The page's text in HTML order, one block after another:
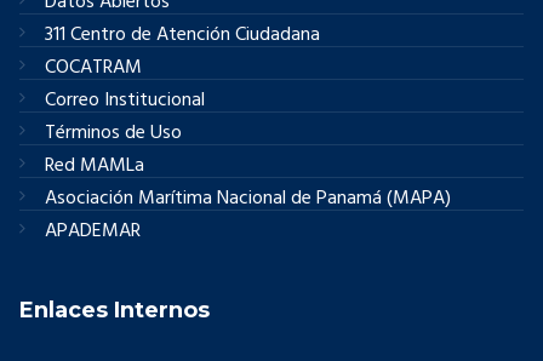
311 Centro de Atención Ciudadana
COCATRAM
Correo Institucional
Términos de Uso
Red MAMLa
Asociación Marítima Nacional de Panamá (MAPA)
APADEMAR
Enlaces Internos